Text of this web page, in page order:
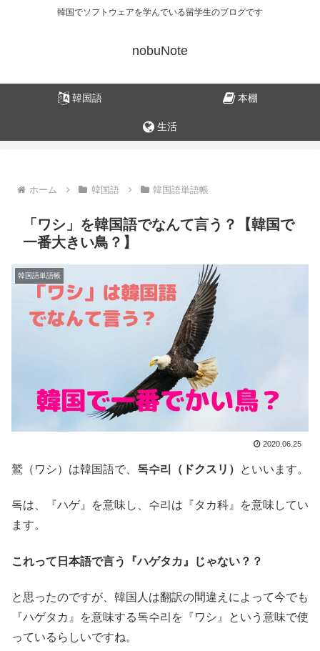
韓国でソフトウェアを学んでいる留学生のブログです
nobuNote
韓国語 本棚
生活
ホーム 韓国語 韓国語単語帳
「ワシ」を韓国語でなんて言う？【韓国で
一番大きい鳥？】
韓国語単語帳
2020.06.25
鷲（ワシ）は韓国語で、 독수리（ドクスリ） といいます。
독は、『ハゲ』を意味し、수리は『タカ科』を意味してい
ます。
これって日本語で言う『ハゲタカ』じゃない？？
と思ったのですが、韓国人は翻訳の間違えによって今でも
『ハゲタカ』を意味する독수리を『ワシ』という意味で使
っているらしいですね。